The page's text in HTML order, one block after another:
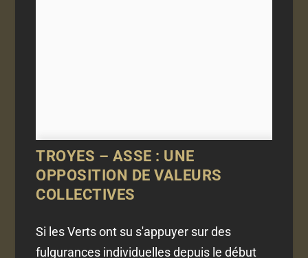
TROYES – ASSE : UNE
OPPOSITION DE VALEURS
COLLECTIVES
Si les Verts ont su s'appuyer sur des
fulgurances individuelles depuis le début